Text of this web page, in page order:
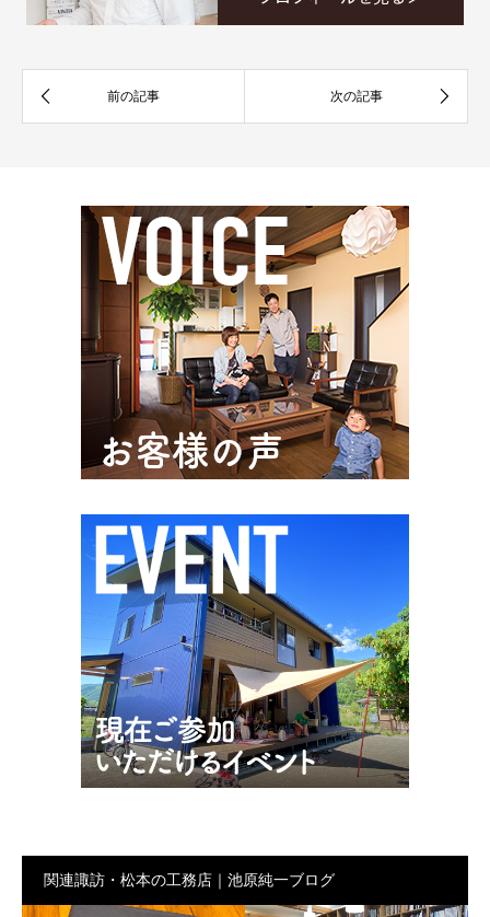
関連諏訪・松本の工務店｜池原純一ブログ